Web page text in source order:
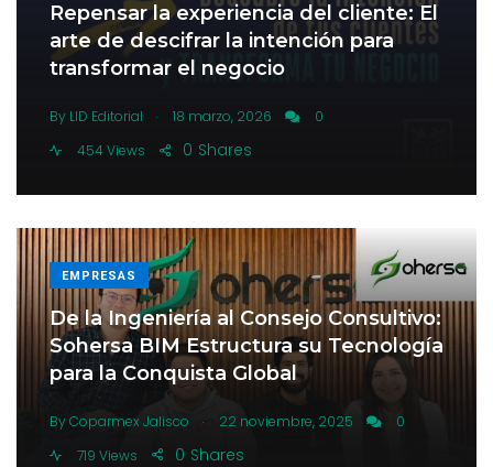
Repensar la experiencia del cliente: El
arte de descifrar la intención para
transformar el negocio
By LID Editorial . 18 marzo, 2026
0
454 Views
Shares
0
EMPRESAS
De la Ingeniería al Consejo Consultivo:
Sohersa BIM Estructura su Tecnología
para la Conquista Global
ByCoparmex Jalisco . 22 noviembre, 2025
0
719 Views
Shares
0